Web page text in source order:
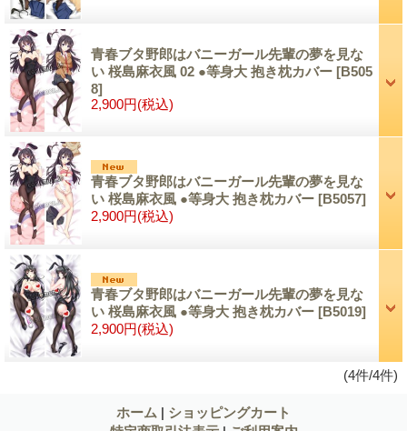
青春ブタ野郎はバニーガール先輩の夢を見な
い 桜島麻衣風 02 ●等身大 抱き枕カバー [B505
8]
2,900円(税込)
青春ブタ野郎はバニーガール先輩の夢を見な
い 桜島麻衣風 ●等身大 抱き枕カバー [B5057]
2,900円(税込)
青春ブタ野郎はバニーガール先輩の夢を見な
い 桜島麻衣風 ●等身大 抱き枕カバー [B5019]
2,900円(税込)
(4件/4件)
ホーム | ショッピングカート